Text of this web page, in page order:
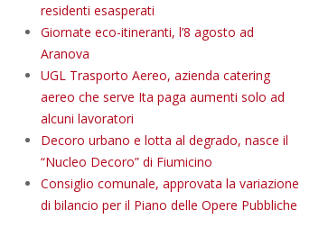
residenti esasperati
Giornate eco-itineranti, l’8 agosto ad
Aranova
UGL Trasporto Aereo, azienda catering
aereo che serve Ita paga aumenti solo ad
alcuni lavoratori
Decoro urbano e lotta al degrado, nasce il
“Nucleo Decoro” di Fiumicino
Consiglio comunale, approvata la variazione
di bilancio per il Piano delle Opere Pubbliche